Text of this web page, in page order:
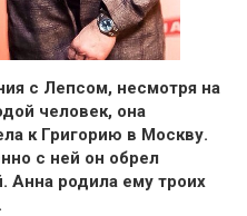
с Лепсом, несмотря на
человек, она
к Григорию в Москву.
с ней он обрел
Анна родила ему троих